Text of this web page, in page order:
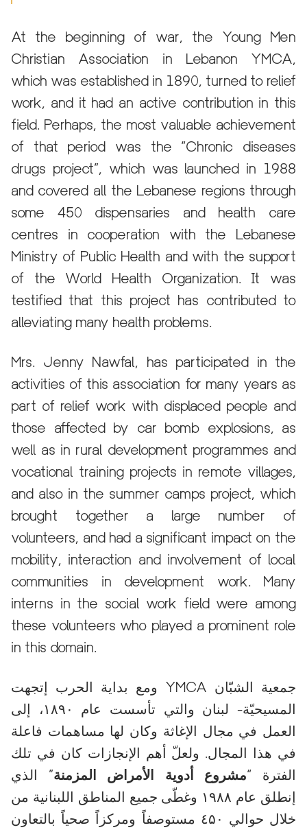
At the beginning of war, the Young Men
Christian Association in Lebanon YMCA,
which was established in 1890, turned to relief
work, and it had an active contribution in this
field. Perhaps, the most valuable achievement
of that period was the “Chronic diseases
drugs project”, which was launched in 1988
and covered all the Lebanese regions through
some 450 dispensaries and health care
centres in cooperation with the Lebanese
Ministry of Public Health and with the support
of the World Health Organization. It was
testified that this project has contributed to
alleviating many health problems.
Mrs. Jenny Nawfal, has participated in the
activities of this association for many years as
part of relief work with displaced people and
those affected by car bomb explosions, as
well as in rural development programmes and
vocational training projects in remote villages,
and also in the summer camps project, which
brought together a large number of
volunteers, and had a significant impact on the
mobility, interaction and involvement of local
communities in development work. Many
interns in the social work field were among
these volunteers who played a prominent role
in this domain.
ومع بداية الحرب إتجهت YMCA جمعية الشبّان
المسيحيّة- لبنان والتي تأسست عام ۱۸۹۰، إلى
العمل في مجال الإغاثة وكان لها مساهمات فاعلة
في هذا المجال. ولعلّ أهم الإنجازات كان في تلك
الفترة “مشروع أدوية الأمراض المزمنة” الذي
إنطلق عام ۱۹۸۸
وغطّى جميع المناطق اللبنانية من
خلال حوالي ٤۵۰ مستوصفاً ومركزاً صحياً بالتعاون